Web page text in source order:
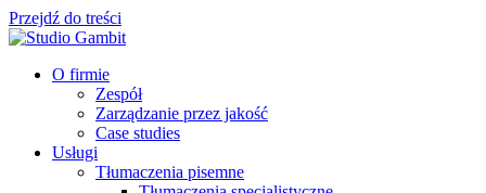
Przejdź do treści
O firmie
Zespół
Zarządzanie przez jakość
Case studies
Usługi
Tłumaczenia pisemne